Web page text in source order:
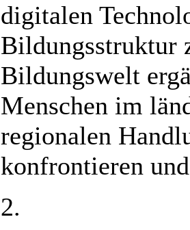
digitalen
Bildungsstruktur
Bildungswelt
Menschen im
regionalen
konfrontieren
2.